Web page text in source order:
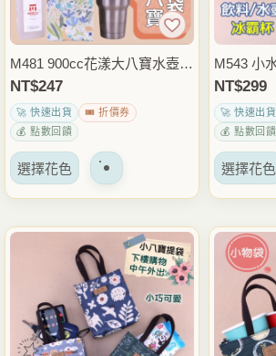
在
產
頁
上
擇
M481 900cc花漾大八寶水壺袋
冰霸杯袋 飲料杯袋 手提水壺
提袋 保溫瓶袋 外出通勤隨身
提袋 雨朵防水包
NT$247
🚀 快速出貨
🎟️ 折價券
💰 點數回饋
選擇花色 該
有
多
種
變
體。
可
M543 小
提水壺提
袋 外出通
包
NT$299
🚀 快速出貨
💰 點數回饋
選擇花色